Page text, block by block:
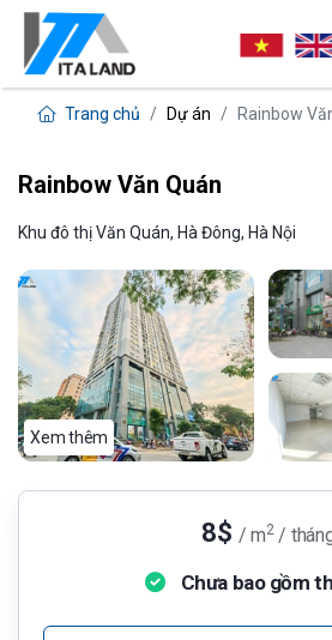
Trang chủ Dự án Rainbow
Rainbow Văn Quán
Khu đô thị Văn Quán, Hà Đông, Hà Nội
Xem thêm
8$ / m2/
Chưa bao gồm